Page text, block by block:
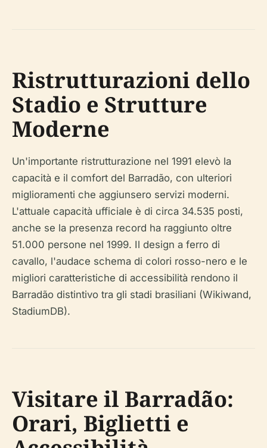
Ristrutturazioni dello
Stadio e Strutture
Moderne
Un'importante ristrutturazione nel 1991 elevò la
capacità e il comfort del Barradão, con ulteriori
miglioramenti che aggiunsero servizi moderni.
L'attuale capacità ufficiale è di circa 34.535 posti,
anche se la presenza record ha raggiunto oltre
51.000 persone nel 1999. Il design a ferro di
cavallo, l'audace schema di colori rosso-nero e le
migliori caratteristiche di accessibilità rendono il
Barradão distintivo tra gli stadi brasiliani (Wikiwand,
StadiumDB).
Visitare il Barradão:
Orari, Biglietti e